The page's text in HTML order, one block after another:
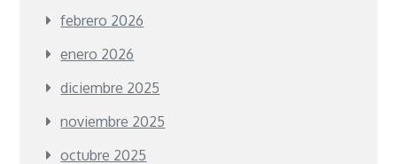
febrero 2026
enero 2026
diciembre 2025
noviembre 2025
octubre 2025